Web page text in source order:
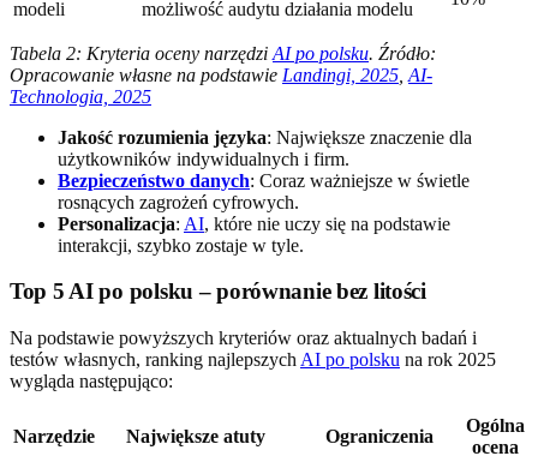
modeli
możliwość audytu działania modelu
Tabela 2: Kryteria oceny narzędzi AI po polsku. Źródło:
Opracowanie własne na podstawie Landingi, 2025 AI-
Technologia, 2025
Jakość rozumienia języka: Największe znaczenie dla
użytkowników indywidualnych i firm.
Bezpieczeństwo danych: Coraz ważniejsze w świetle
rosnących zagrożeń cyfrowych.
Personalizacja: AI, które nie uczy się na podstawie
interakcji, szybko zostaje w tyle.
Top 5 AI po polsku – porównanie bez litości
Na podstawie powyższych kryteriów oraz aktualnych badań i
testów własnych, ranking najlepszych AI po polsku na rok 2025
wygląda następująco:
Narzędzie Największe atuty Ograniczenia
Ogólna
ocena